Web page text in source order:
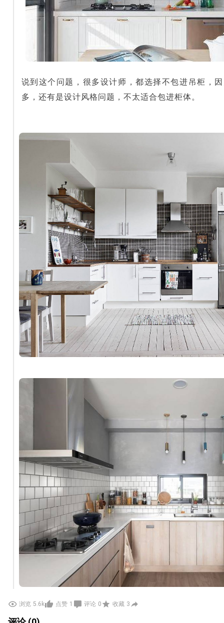
说到这个问题，很多设计师，都选择不包进吊柜，
多，还有是设计风格问题，不太适合包进柜体。
至于平吸式的，为方便维修和油烟机清洁，同样也有
浏览 5.6k 点赞 1 评论 0 收藏 3